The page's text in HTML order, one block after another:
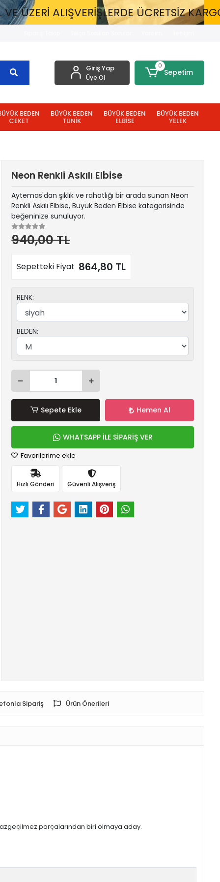
ÜCRETSİZ KARGO 1300
Giriş Yap
Üye Ol
0
Sepetim
BEDEN
CEKET
BÜYÜK BEDEN
TUNİK
BÜYÜK BEDEN
ELBİSE
BÜYÜK BEDEN
YELEK
Neon Renkli Askılı Elbise
Aytemas'dan şıklık ve rahatlığı bir arada sunan Neon
Renkli Askılı Elbise, Büyük Beden Elbise kategorisinde
beğeninize sunuluyor.
940,00 TL
Sepetteki Fiyat 864,80 TL
RENK:
BEDEN:
Sepete Ekle Hemen Al
WHATSAPP İLE SİPARİŞ VER
Favorilerime ekle
Hızlı Gönderi Güvenli Alışveriş